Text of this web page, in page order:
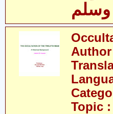
وسلم
Topic :